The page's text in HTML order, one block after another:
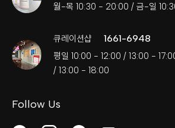
월-목 10:30 - 20:00 / 금-일
큐레이션샵 1661-6948
평일 10:00 - 12:00 / 13:00 -
/ 13:00 - 18:00
Follow Us